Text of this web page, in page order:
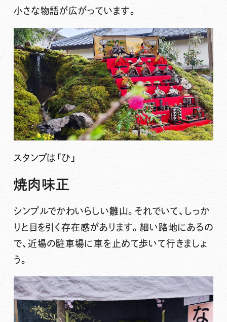
小さな物語が広がっています。
スタンプは 「ひ」
焼肉味正
シンプルでかわいらしい雛山。それでいて、しっか
りと目を引く存在感があります。細い路地にあるの
で、近場の駐車場に車を止めて歩いて行きましょ
う。